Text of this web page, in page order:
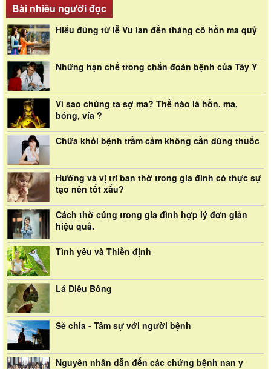
Bài nhiều người đọc
Hiểu đúng từ lễ Vu lan đến tháng cô hồn ma quỷ
Những hạn chế trong chẩn đoán bệnh của Tây Y
Vì sao chúng ta sợ ma? Thế nào là hồn, ma,
bóng, vía ?
Chữa khỏi bệnh trầm cảm không cần dùng thuốc
Hướng và vị trí ban thờ trong gia đình có thực sự
tạo nên tốt xấu?
Cách thờ cúng trong gia đình hợp lý đơn giản
hiệu quả.
Tình yêu và Thiền định
Lá Diêu Bông
Sẻ chia - Tâm sự với người bệnh
Nguyên nhân dẫn đến các chứng bệnh nan y